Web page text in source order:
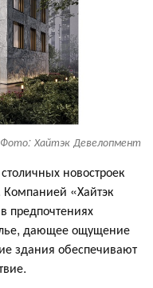
Фото: Хайтэк Девелопмент
новостроек
«Хайтэк
предпочтениях
дающее ощущение
здания обеспечивают